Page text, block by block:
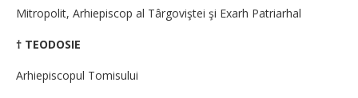
Mitropolit, Arhiepiscop al Târgoviştei şi Exarh Patriarhal
† TEODOSIE
Arhiepiscopul Tomisului